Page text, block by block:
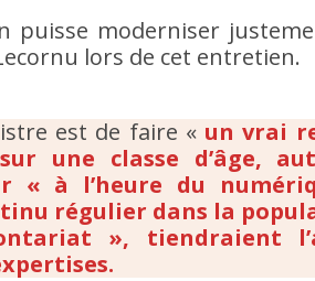
puisse moderniser
lors de cet entretien.
est de faire « un vrai
une classe d’âge,
« à l’heure du
régulier dans la
», tiendraient